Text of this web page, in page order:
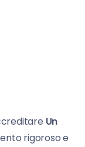
Un
rigoroso e